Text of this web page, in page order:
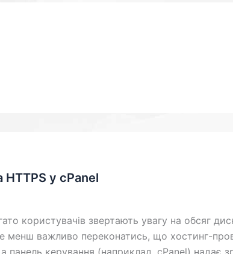
HTTPS у cPanel
користувачів звертають увагу на обсяг
менш важливо переконатись, що хостинг-